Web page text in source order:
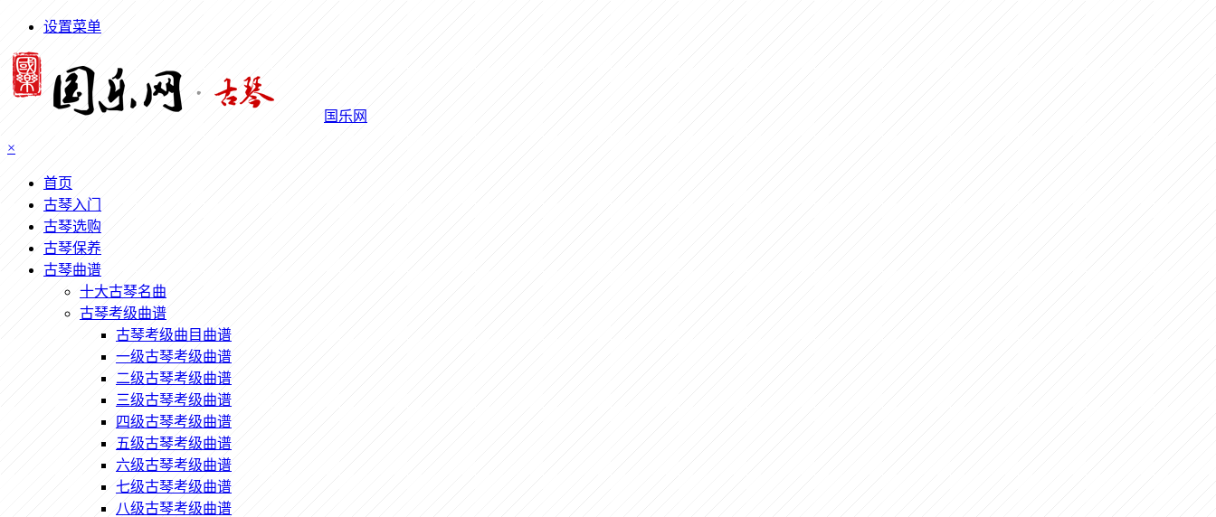
设置菜单
国乐网
×
首页
古琴入门
古琴选购
古琴保养
古琴曲谱
十大古琴名曲
古琴考级曲谱
古琴考级曲目曲谱
一级古琴考级曲谱
二级古琴考级曲谱
三级古琴考级曲谱
四级古琴考级曲谱
五级古琴考级曲谱
六级古琴考级曲谱
七级古琴考级曲谱
八级古琴考级曲谱